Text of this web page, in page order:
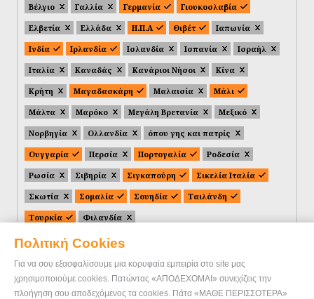
Πολιτική Cookies
Για να σου εξασφαλίσουμε μια κορυφαία εμπειρία στο site μας
χρησιμοποιούμε cookies. Πατώντας «ΑΠΟΔΕΧΟΜΑΙ» συνεχίζεις την
πλοήγηση σου αποδεχόμενος τα cookies. Πάτα «ΜΑΘΕ ΠΕΡΙΣΣΟΤΕΡΑ»
Βέλγιο
Γαλλία Γερμανία
Γιουκοσλαβία
Ελβετία
Ελλάδα Η.Π.Α Θιβέτ
Ιαπωνία
Ινδία
Ιρλανδία Ισλανδία Ισπανία
Ισραήλ
Ιταλία
Καναδάς Κανάριοι Νήσοι
Κίνα
Κρήτη
Μαγαδασκάρη Μαλαισία
Μάλι
Μάλτα
Μαρόκο Μεγάλη Βρετανία
Μεξικό
Νορβηγία
Ολλανδία
όπου γης και πατρίς
Ουγγαρία
Περσία Πορτογαλία
Ροδεσία
Ρωσία
Σιβηρία Σιγκαπούρη
Σικελία Ιταλία
Σκωτία
Σομαλία Σουηδία
Ταιλάνδη
Τουρκία
Φιλανδία